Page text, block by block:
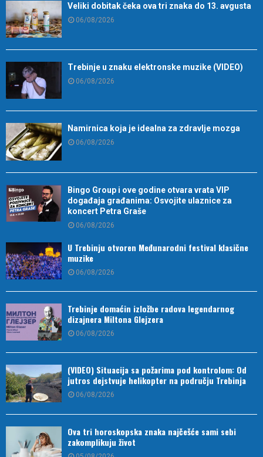
Veliki dobitak čeka ova tri znaka do 13. avgusta
06/08/2026
Trebinje u znaku elektronske muzike (VIDEO)
06/08/2026
Namirnica koja je idealna za zdravlje mozga
06/08/2026
Bingo Group i ove godine otvara vrata VIP
događaja građanima: Osvojite ulaznice za
koncert Petra Graše
06/08/2026
U Trebinju otvoren Međunarodni festival klasične
muzike
06/08/2026
Trebinje domaćin izložbe radova legendarnog
dizajnera Miltona Glejzera
06/08/2026
(VIDEO) Situacija sa požarima pod kontrolom: Od
jutros dejstvuje helikopter na području Trebinja
06/08/2026
Ova tri horoskopska znaka najčešće sami sebi
zakomplikuju život